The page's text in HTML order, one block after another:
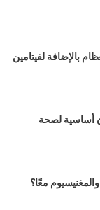
بالإضافة لفيتامين
فقط، 8 معادن أساسية لصحة
معًا؟